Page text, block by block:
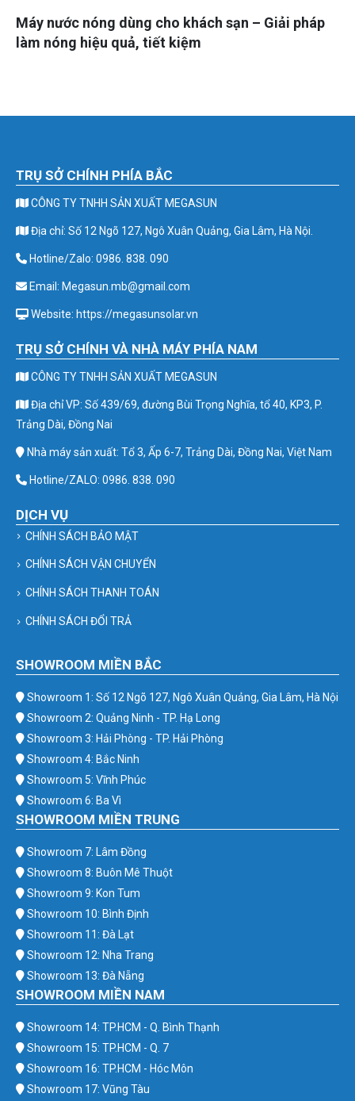
Máy nước nóng dùng cho khách sạn – Giải pháp
làm nóng hiệu quả, tiết kiệm
TRỤ SỞ CHÍNH PHÍA BẮC
CÔNG TY TNHH SẢN XUẤT MEGASUN
Địa chỉ: Số 12 Ngõ 127, Ngô Xuân Quảng, Gia Lâm, Hà Nội.
Hotline/Zalo: 0986. 838. 090
Email: Megasun.mb@gmail.com
Website: https://megasunsolar.vn
TRỤ SỞ CHÍNH VÀ NHÀ MÁY PHÍA NAM
CÔNG TY TNHH SẢN XUẤT MEGASUN
Địa chỉ VP: Số 439/69, đường Bùi Trọng Nghĩa, tổ 40, KP3, P.
Trảng Dài, Đồng Nai
Nhà máy sản xuất: Tổ 3, Ấp 6-7, Trảng Dài, Đồng Nai, Việt Nam
Hotline/ZALO: 0986. 838. 090
DỊCH VỤ
CHÍNH SÁCH BẢO MẬT
CHÍNH SÁCH VẬN CHUYỂN
CHÍNH SÁCH THANH TOÁN
CHÍNH SÁCH ĐỔI TRẢ
SHOWROOM MIỀN BẮC
Showroom 1: Số 12 Ngõ 127, Ngô Xuân Quảng, Gia Lâm, Hà Nội
Showroom 2: Quảng Ninh - TP. Hạ Long
Showroom 3: Hải Phòng - TP. Hải Phòng
Showroom 4: Bắc Ninh
Showroom 5: Vĩnh Phúc
Showroom 6: Ba Vì
SHOWROOM MIỀN TRUNG
Showroom 7: Lâm Đồng
Showroom 8: Buôn Mê Thuột
Showroom 9: Kon Tum
Showroom 10: Bình Định
Showroom 11: Đà Lạt
Showroom 12: Nha Trang
Showroom 13: Đà Nẵng
SHOWROOM MIỀN NAM
Showroom 14: TP.HCM - Q. Bình Thạnh
Showroom 15: TP.HCM - Q. 7
Showroom 16: TP.HCM - Hóc Môn
Showroom 17: Vũng Tàu